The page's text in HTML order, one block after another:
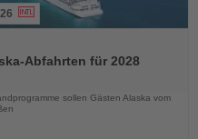
Abfahrten für 2028
sollen Gästen Alaska vom